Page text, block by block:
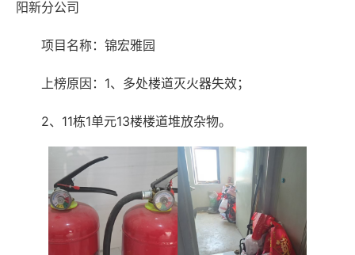
阳新分公司
项目名称：锦宏雅园
上榜原因：1、多处楼道灭火器失效；
2、11栋1单元13楼楼道堆放杂物。